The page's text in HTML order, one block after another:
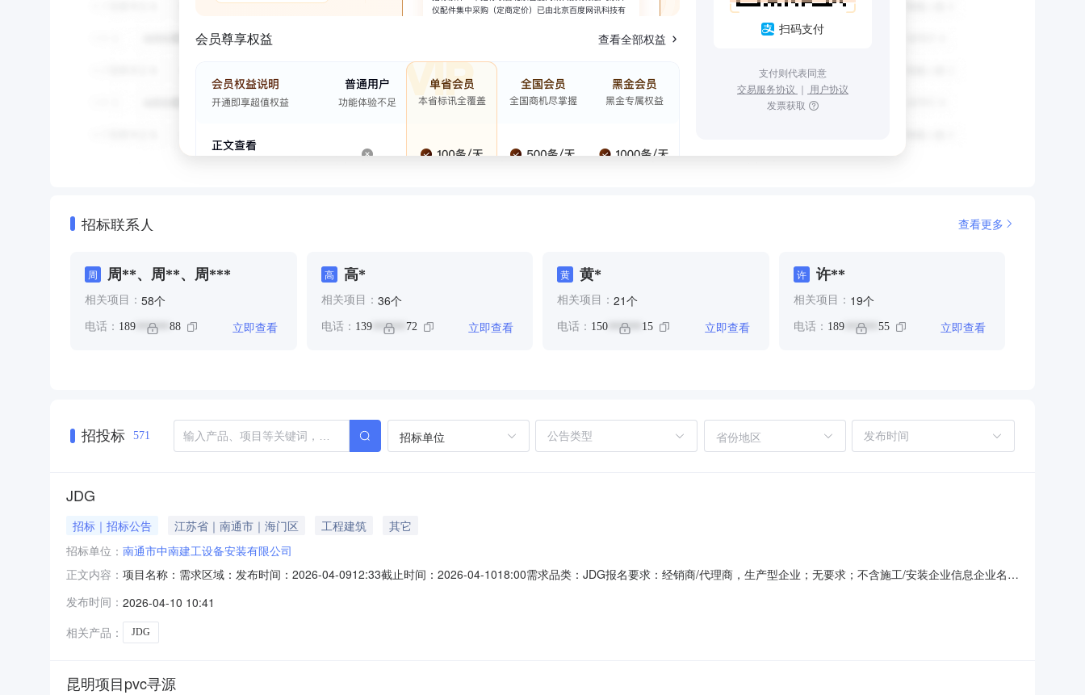
会员尊享权益 查看全部权益
扫码支付
支付则代表同意
交易服务协议 ｜ 用户协议
发票获取
招标联系人 查看更多
周 周**、周**、周***
相关项目： 58个
电话： 189 ****** 88 立即查看
高 高*
相关项目： 36个
电话： 139****** 72 立即查看
黄 黄*
相关项目： 21个
电话： 150 ****** 15 立即查看
许 许**
相关项目： 19个
电话： 189****** 55 立即查看
招投标 571 招标单位 省份地区
JDG
招标｜招标公告 江苏省｜南通市｜海门区 工程建筑
其它
招标单位： 南通市中南建工设备安装有限公司
正文内容： 项目名称：需求区域：发布时间：2026-04-0912:33截止时间：2026-04-1018:00需求品类：JDG报名要求：经销商/代理商，生产型企业；无要求；不含施工/安装企业信息企业名
品牌采购量单位需求供应商家数企业类型其他要求JDG服务区域：天水市；品类信息需求品类：JDG供应商要求：1、经营模式：经销商/代理商，生产型企业；2、品牌要求：无要
求；
发布时间： 2026-04-10 10:41
相关产品：
JDG
昆明项目pvc寻源